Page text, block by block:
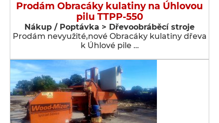
Prodám Obracáky kulatiny na Úhlovou
pilu TTPP-550
Nákup / Poptávka > Dřevoobráběcí stroje
Prodám nevyužité,nové Obracáky kulatiny dřeva
k Úhlové pile …